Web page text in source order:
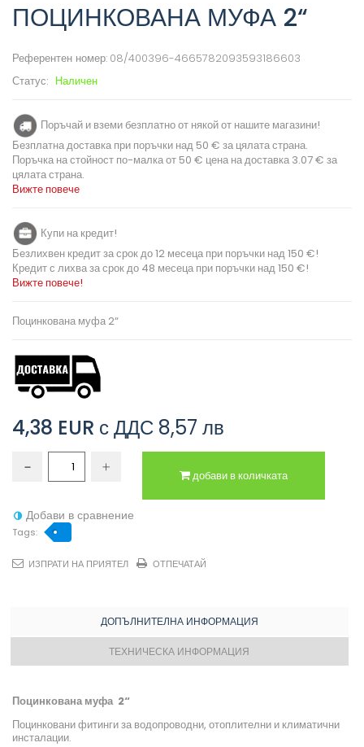
ПОЦИНКОВАНА МУФА 2“
Референтен номер: 08/400396-4665782093593186603
Статус: Наличен
Поръчай и вземи безплатно от някой от нашите магазини!
Безплатна доставка при поръчки над 50 € за цялата страна.
Поръчка на стойност по-малка от 50 € цена на доставка 3.07 € за
цялата страна.
Вижте повече
Купи на кредит!
Безлихвен кредит за срок до 12 месеца при поръчки над 150 €!
Кредит с лихва за срок до 48 месеца при поръчки над 150 €!
Вижте повече!
Поцинкована муфа 2“
4,38 EUR с ДДС 8,57 лв
добави в количката
Добави в сравнение
Tags:
ИЗПРАТИ НА ПРИЯТЕЛ ОТПЕЧАТАЙ
ДОПЪЛНИТЕЛНА ИНФОРМАЦИЯ
ТЕХНИЧЕСКА ИНФОРМАЦИЯ
Поцинкована муфа 2“
Поцинковани фитинги за водопроводни, отоплителни и климатични
инсталации.